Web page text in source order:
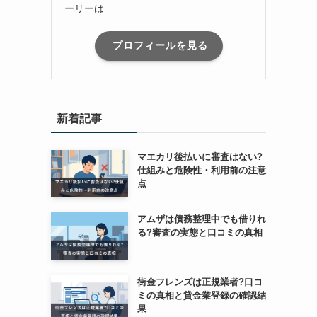
ーリーは
プロフィールを見る
新着記事
マエカリ後払いに審査はない?
仕組みと危険性・利用前の注意
点
アムザは債務整理中でも借りれ
る?審査の実態と口コミの真相
街金フレンズは正規業者?口コ
ミの真相と貸金業登録の確認結
果